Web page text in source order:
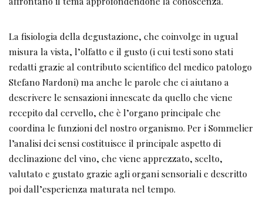
La fisiologia della degustazione, che coinvolge in ugual
misura la vista, l’olfatto e il gusto (i cui testi sono stati
redatti grazie al contributo scientifico del medico patologo
Stefano Nardoni) ma anche le parole che ci aiutano a
descrivere le sensazioni innescate da quello che viene
recepito dal cervello, che è l’organo principale che
coordina le funzioni del nostro organismo. Per i Sommelier
l’analisi dei sensi costituisce il principale aspetto di
declinazione del vino, che viene apprezzato, scelto,
valutato e gustato grazie agli organi sensoriali e descritto
poi dall’esperienza maturata nel tempo.